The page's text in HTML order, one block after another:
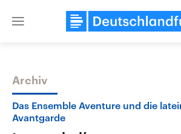
Close
Themen
Archiv
Das Ensemble Aventure und die
Avantgarde